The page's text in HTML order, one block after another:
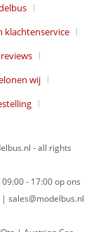
klachtenservice
wij
- all rights
- 17:00 op ons
sales@modelbus.nl